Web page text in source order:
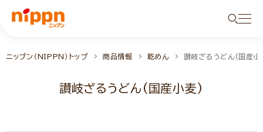
ニップン（NIPPN）トップ 商品情報 乾めん 讃岐ざるうどん(国産
讃岐ざるうどん(国産小麦)